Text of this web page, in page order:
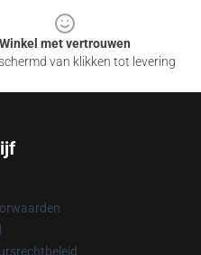
Winkel met vertrouwen
van klikken tot levering